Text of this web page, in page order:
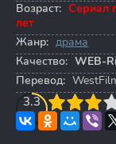
Возраст: Сериал
лет
Жанр: драма
Качество: WEB-
Перевод:
3.3
4 5 6 7 8